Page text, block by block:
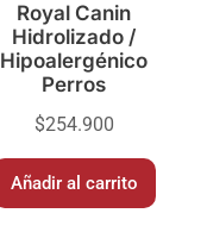
Royal Canin
Hidrolizado /
Hipoalergénico
Perros
$254.900
Añadir al carrito